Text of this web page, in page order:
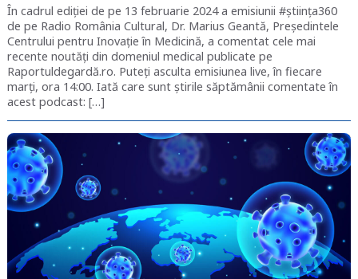
În cadrul ediției de pe 13 februarie 2024 a emisiunii #știința360
de pe Radio România Cultural, Dr. Marius Geantă, Președintele
Centrului pentru Inovație în Medicină, a comentat cele mai
recente noutăți din domeniul medical publicate pe
Raportuldegardă.ro. Puteți asculta emisiunea live, în fiecare
marți, ora 14:00. Iată care sunt știrile săptămânii comentate în
acest podcast: […]